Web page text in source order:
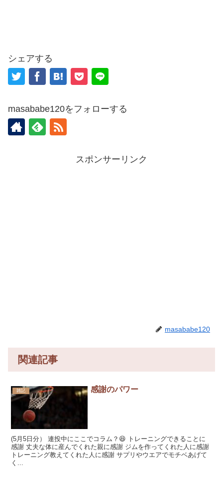
シェアする
masababe120をフォローする
スポンサーリンク
masababe120
関連記事
雑記 感謝のパワー
(5月5日分） 連投中にここでコラム？😆 トレーニングできることに
感謝 丈夫な体に産んでくれた親に感謝 ジムを作ってくれた人に感謝
トレーニング教えてくれた人に感謝 サプリやウエアでモチベあげて
く...